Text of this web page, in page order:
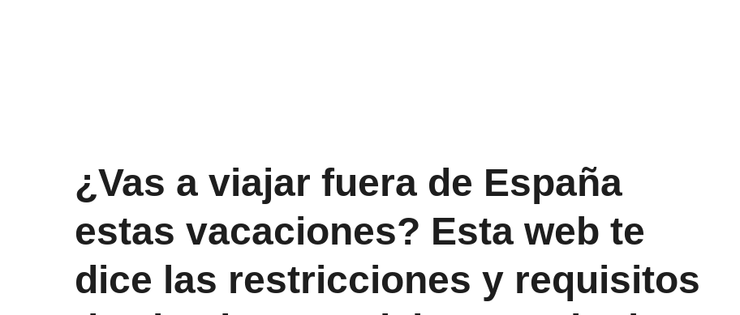
¿Vas a viajar fuera de España
estas vacaciones? Esta web te
dice las restricciones y requisitos